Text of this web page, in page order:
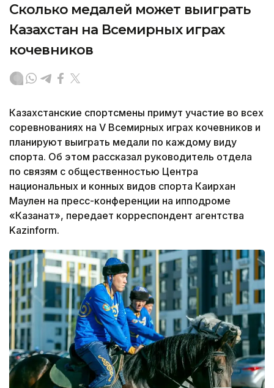
Сколько медалей может выиграть
Казахстан на Всемирных играх
кочевников
Казахстанские спортсмены примут участие во всех
соревнованиях на V Всемирных играх кочевников и
планируют выиграть медали по каждому виду
спорта. Об этом рассказал руководитель отдела
по связям с общественностью Центра
национальных и конных видов спорта Каирхан
Маулен на пресс-конференции на ипподроме
«Казанат», передает корреспондент агентства
Kazinform.